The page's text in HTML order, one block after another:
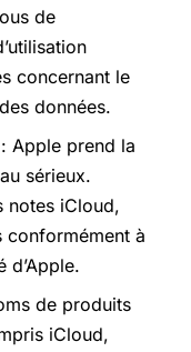
de
concernant le
données.
: Apple prend la
sérieux.
notes iCloud,
conformément à
d’Apple.
de produits
iCloud,